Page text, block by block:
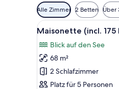
Verfügbare
Filter
für
Alle Zimmer 2 Betten Über
Alle
Fotos
für
Maisonette
(incl.
175
17
Maisonette (incl. 175
Blick auf den See
68 m²
2 Schlafzimmer
Platz für 5 Personen